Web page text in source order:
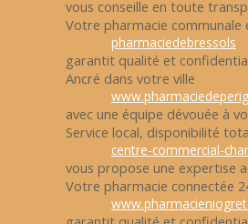
vous conseille en toute
Votre pharmacie communale
pharmaciedebressols
garantit qualité et
Ancré dans votre ville
avec une équipe dévouée à
Service local, disponibilité
centre-commercial-
vous propose une expertise
Votre pharmacie connectée